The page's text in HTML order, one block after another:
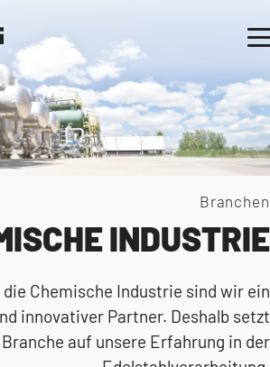
Branchen
INDUSTRIE
die Chemische Industrie sind wir ein
innovativer Partner. Deshalb setzt
auf unsere Erfahrung in der